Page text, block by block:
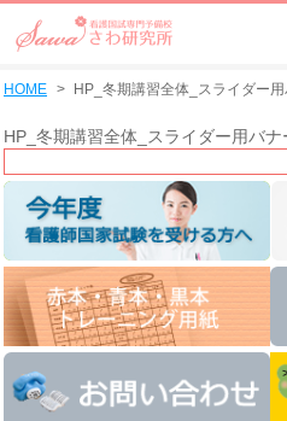
HOME HP_冬期講習全体_スライダー
HP_冬期講習全体_スライダー用バ